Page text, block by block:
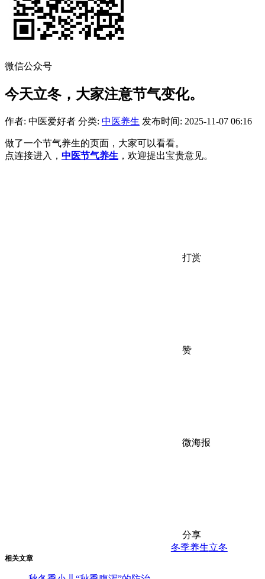
微信公众号
今天立冬，大家注意节气变化。
作者: 中医爱好者 分类: 中医养生 发布时间: 2025-11-07 06:16
做了一个节气养生的页面，大家可以看看。
点连接进入， 中医节气养生 ，欢迎提出宝贵意见。
打赏
赞
微海报
分享
相关文章
冬季养生立冬